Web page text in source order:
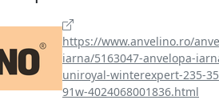
https://www.anvelino.ro/
iarna/5163047-anvelopa-
uniroyal-winterexpert-235-
91w-4024068001836.html